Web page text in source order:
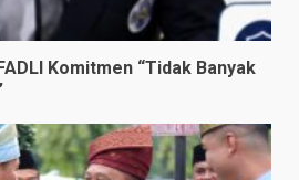
Komitmen “Tidak Banyak